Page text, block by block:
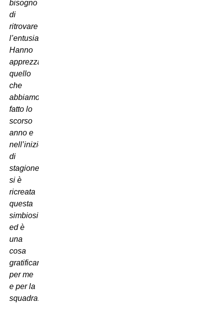
bisogno
di
ritrovare
l’entusiasmo.
Hanno
apprezzato
quello
che
abbiamo
fatto lo
scorso
anno e
nell’inizio
di
stagione,
si è
ricreata
questa
simbiosi
ed è
una
cosa
gratificante
per me
e per la
squadra.